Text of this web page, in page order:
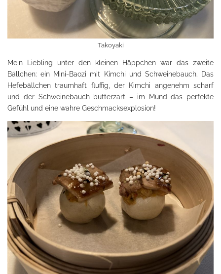
Takoyaki
Mein Liebling unter den kleinen Häppchen war das zweite
Bällchen: ein Mini-Baozi mit Kimchi und Schweinebauch. Das
Hefebällchen traumhaft fluffig, der Kimchi angenehm scharf
und der Schweinebauch butterzart – im Mund das perfekte
Gefühl und eine wahre Geschmacksexplosion!